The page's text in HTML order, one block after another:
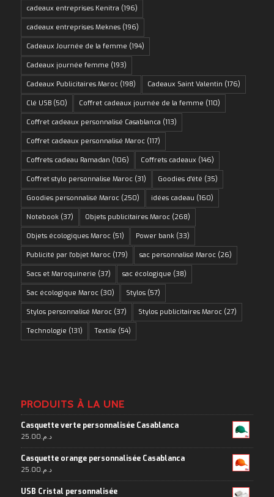
cadeaux entreprises Kenitra (196)
cadeaux entreprises Meknes(196)
Cadeaux Journée de la femme (194)
Cadeaux journée femme (193)
Cadeaux Publicitaires Maroc(198) Cadeaux Saint Valentin (176)
Clé USB(50) Coffret cadeaux journée de la femme (110)
Coffret cadeaux personnalisé Casablanca (113)
Coffret cadeaux personnalisé Maroc(117)
Coffrets cadeau Ramadan (106) Coffrets cadeaux (146)
Coffret stylo personnalise Maroc(31) Goodies d'été (35)
Goodies personnalisé Maroc(250) idées cadeau (160)
Notebook(37) Objets publicitaires Maroc(268)
Objets écologiques Maroc(51) Power bank(33)
Publicité par l'objet Maroc(179) sac personnalisé Maroc(26)
Sacs et Maroquinerie (37) sac écologique (38)
Sac écologique Maroc(30) Stylos(57)
Stylos personnalisé Maroc(37) Stylos publicitaires Maroc(27)
Technologie (131) Textile (54)
PRODUITS À LA UNE
Casquette verte personnalisée Casablanca
د.م.25.00
Casquette orange personnalisée Casablanca
د.م.25.00
USB Cristal personnalisée